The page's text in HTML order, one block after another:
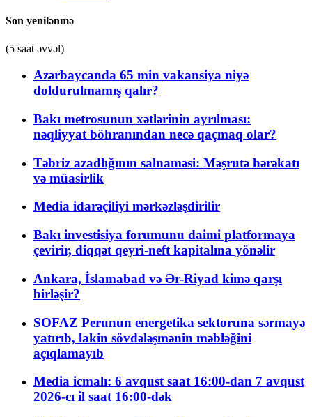
Son yenilənmə
(5 saat əvvəl)
Azərbaycanda 65 min vakansiya niyə
doldurulmamış qalır?
Bakı metrosunun xətlərinin ayrılması:
nəqliyyat böhranından necə qaçmaq olar?
Təbriz azadlığının salnaməsi: Məşrutə hərəkatı
və müasirlik
Media idarəçiliyi mərkəzləşdirilir
Bakı investisiya forumunu daimi platformaya
çevirir, diqqət qeyri-neft kapitalına yönəlir
Ankara, İslamabad və Ər-Riyad kimə qarşı
birləşir?
SOFAZ Perunun energetika sektoruna sərmayə
yatırıb, lakin sövdələşmənin məbləğini
açıqlamayıb
Media icmalı: 6 avqust saat 16:00-dan 7 avqust
2026-cı il saat 16:00-dək